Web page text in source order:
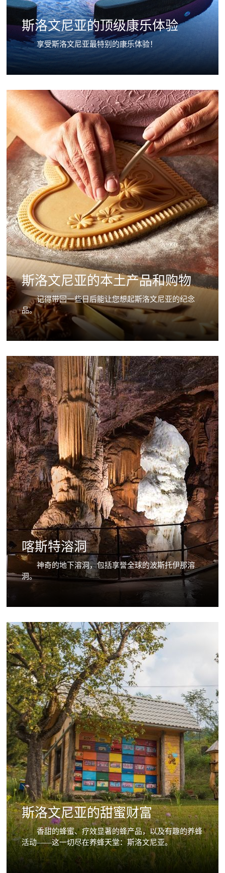
斯洛文尼亚的顶级康乐体验
享受斯洛文尼亚最特别的康乐体验！
斯洛文尼亚的本土产品和购物
记得带回一些日后能让您想起斯洛文尼亚的纪念
品。
喀斯特溶洞
神奇的地下溶洞，包括享誉全球的波斯托伊那溶
洞。
斯洛文尼亚的甜蜜财富
香甜的蜂蜜、疗效显著的蜂产品，以及有趣的养蜂
活动——这一切尽在养蜂天堂：斯洛文尼亚。